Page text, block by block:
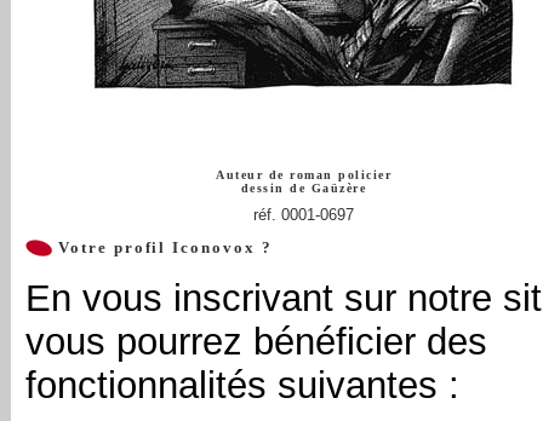
Auteur de roman policier
dessin de Gaüzère
réf. 0001-0697
Votre profil Iconovox ?
En vous inscrivant sur notre
vous pourrez bénéficier des
fonctionnalités suivantes :